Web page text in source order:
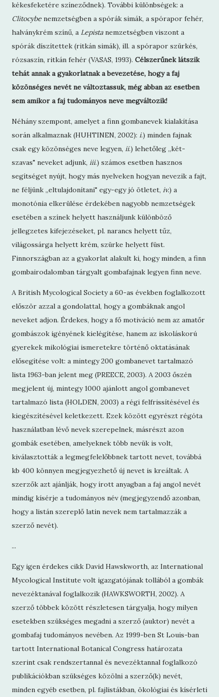
kékesfeketére színeződnek). További különbségek: a
Clitocybe nemzetségben a spórák simák, a spórapor fehér,
halványkrém színű, a Lepistanemzetségben viszont a
spórák díszítettek (ritkán simák), ill. a spórapor szürkés,
rózsaszín, ritkán fehér (VASAS, 1993). Célszerűnek látszik
tehát annak a gyakorlatnak a bevezetése, hogy a faj
közönséges nevét ne változtassuk, még abban az esetben
sem amikor a faj tudományos neve megváltozik!
Néhány szempont, amelyet a finn gombanevek kialakítása
során alkalmaznak (HUHTINEN, 2002): i.) minden fajnak
csak egy közönséges neve legyen, ii.) lehetőleg „két-
szavas" neveket adjunk, iii.) számos esetben hasznos
segítséget nyújt, hogy más nyelveken hogyan nevezik a fajt,
ne féljünk „eltulajdonítani" egy-egy jó ötletet, iv.) a
monotónia elkerülése érdekében nagyobb nemzetségek
esetében a színek helyett használjunk különböző
jellegzetes kifejezéseket, pl. narancs helyett tűz,
világossárga helyett krém, szürke helyett füst.
Finnországban az a gyakorlat alakult ki, hogy minden, a finn
gombairodalomban tárgyalt gombafajnak legyen finn neve.
A British Mycological Society a 60-as években foglalkozott
először azzal a gondolattal, hogy a gombáknak angol
neveket adjon. Érdekes, hogy a fő motiváció nem az amatőr
gombászok igényének kielégítése, hanem az iskoláskorú
gyerekek mikológiai ismeretekre történő oktatásának
elősegítése volt: a mintegy 200 gombanevet tartalmazó
lista 1963-ban jelent meg (PREECE, 2003). A 2003 őszén
megjelent új, mintegy 1000 ajánlott angol gombanevet
tartalmazó lista (HOLDEN, 2003) a régi felfrissítésével és
kiegészítésével keletkezett. Ezek között egyrészt régóta
használatban lévő nevek szerepelnek, másrészt azon
gombák esetében, amelyeknek több nevük is volt,
kiválasztották a legmegfelelőbbnek tartott nevet, továbbá
kb 400 könnyen megjegyezhető új nevet is kreáltak. A
szerzők azt ajánlják, hogy írott anyagban a faj angol nevét
mindig kísérje a tudományos név (megjegyzendő azonban,
hogy a listán szereplő latin nevek nem tartalmazzák a
szerző nevét).
...
Egy igen érdekes cikk David Hawskworth, az International
Mycological Institute volt igazgatójának tollából a gombák
nevezéktanával foglalkozik (HAWKSWORTH, 2002). A
szerző többek között részletesen tárgyalja, hogy milyen
esetekben szükséges megadni a szerző (auktor) nevét a
gombafaj tudományos nevében. Az 1999-ben St Louis-ban
tartott International Botanical Congress határozata
szerint csak rendszertannal és nevezéktannal foglalkozó
publikációkban szükséges közölni a szerző(k) nevét,
minden egyéb esetben, pl. fajlistákban, ökológiai és kísérleti